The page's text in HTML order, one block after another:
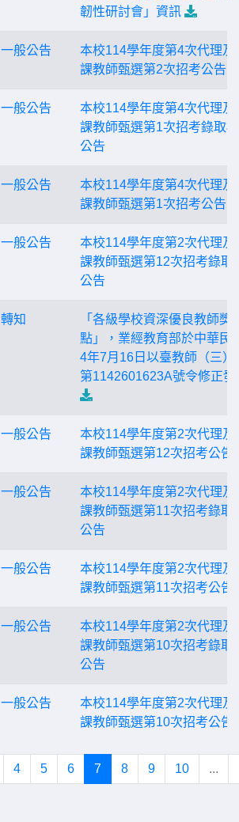
韌性研討會」資訊
一般公告
本校114學年度第4次代理及
課教師甄選第2次招考公告
一般公告
本校114學年度第4次代理及
課教師甄選第1次招考錄取
公告
一般公告
本校114學年度第4次代理及
課教師甄選第1次招考公告
一般公告
本校114學年度第2次代理及
課教師甄選第12次招考錄取
公告
轉知
「各級學校資深優良教師獎
點」，業經教育部於中華民
4年7月16日以臺教師（三）
第1142601623A號令修正發
一般公告
本校114學年度第2次代理及
課教師甄選第12次招考公告
一般公告
本校114學年度第2次代理及
課教師甄選第11次招考錄取
公告
一般公告
本校114學年度第2次代理及
課教師甄選第11次招考公告
一般公告
本校114學年度第2次代理及
課教師甄選第10次招考錄取
公告
一般公告
本校114學年度第2次代理及
課教師甄選第10次招考公告
4 5 6 7 8 9 10 ...